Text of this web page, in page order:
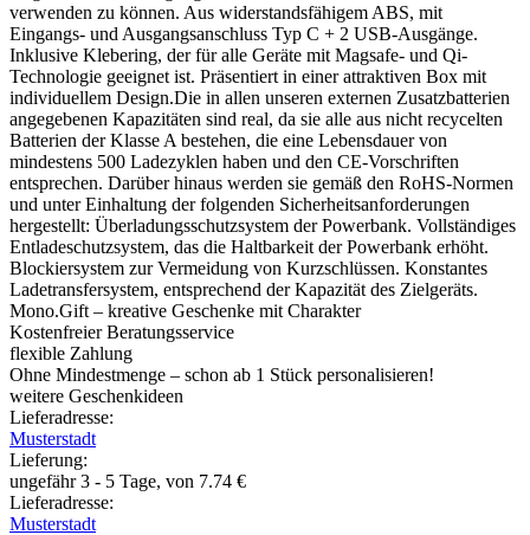
verwenden zu können. Aus widerstandsfähigem ABS, mit
Eingangs- und Ausgangsanschluss Typ C + 2 USB-Ausgänge.
Inklusive Klebering, der für alle Geräte mit Magsafe- und Qi-
Technologie geeignet ist. Präsentiert in einer attraktiven Box mit
individuellem Design.Die in allen unseren externen Zusatzbatterien
angegebenen Kapazitäten sind real, da sie alle aus nicht recycelten
Batterien der Klasse A bestehen, die eine Lebensdauer von
mindestens 500 Ladezyklen haben und den CE-Vorschriften
entsprechen. Darüber hinaus werden sie gemäß den RoHS-Normen
und unter Einhaltung der folgenden Sicherheitsanforderungen
hergestellt: Überladungsschutzsystem der Powerbank. Vollständiges
Entladeschutzsystem, das die Haltbarkeit der Powerbank erhöht.
Blockiersystem zur Vermeidung von Kurzschlüssen. Konstantes
Ladetransfersystem, entsprechend der Kapazität des Zielgeräts.
Mono.Gift – kreative Geschenke mit Charakter
Kostenfreier Beratungsservice
flexible Zahlung
Ohne Mindestmenge – schon ab 1 Stück personalisieren!
weitere Geschenkideen
Lieferadresse:
Musterstadt
Lieferung:
ungefähr 3 - 5 Tage, von 7.74 €
Lieferadresse:
Musterstadt